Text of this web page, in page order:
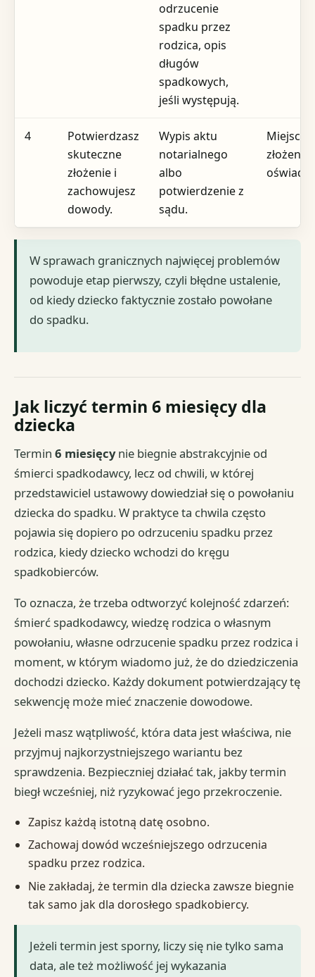
odrzucenie
spadku przez
rodzica, opis
długów
spadkowych,
jeśli występują.
4
Potwierdzasz
skuteczne
złożenie i
zachowujesz
dowody.
Wypis aktu
notarialnego
albo
potwierdzenie z
sądu.
Miejsce
złożenia
W sprawach granicznych najwięcej problemów
powoduje etap pierwszy, czyli błędne ustalenie,
od kiedy dziecko faktycznie zostało powołane
do spadku.
Jak liczyć termin 6 miesięcy dla
dziecka
Termin6 miesięcynie biegnie abstrakcyjnie od
śmierci spadkodawcy, lecz od chwili, w której
przedstawiciel ustawowy dowiedział się o powołaniu
dziecka do spadku. W praktyce ta chwila często
pojawia się dopiero po odrzuceniu spadku przez
rodzica, kiedy dziecko wchodzi do kręgu
spadkobierców.
To oznacza, że trzeba odtworzyć kolejność zdarzeń:
śmierć spadkodawcy, wiedzę rodzica o własnym
powołaniu, własne odrzucenie spadku przez rodzica i
moment, w którym wiadomo już, że do dziedziczenia
dochodzi dziecko. Każdy dokument potwierdzający tę
sekwencję może mieć znaczenie dowodowe.
Jeżeli masz wątpliwość, która data jest właściwa, nie
przyjmuj najkorzystniejszego wariantu bez
sprawdzenia. Bezpieczniej działać tak, jakby termin
biegł wcześniej, niż ryzykować jego przekroczenie.
Zapisz każdą istotną datę osobno.
Zachowaj dowód wcześniejszego odrzucenia
spadku przez rodzica.
Nie zakładaj, że termin dla dziecka zawsze biegnie
tak samo jak dla dorosłego spadkobiercy.
Jeżeli termin jest sporny, liczy się nie tylko sama
data, ale też możliwość jej wykazania